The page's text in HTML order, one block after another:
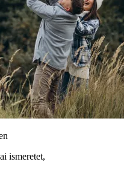
ismeretet,